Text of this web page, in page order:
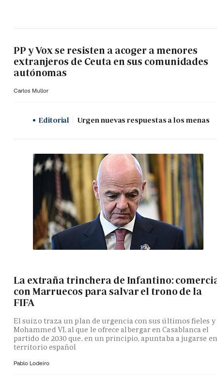
PP y Vox se resisten a acoger a menores
extranjeros de Ceuta en sus comunidades
autónomas
Carlos Mullor
Editorial Urgen nuevas respuestas a los menas
La extraña trinchera de Infantino:
con Marruecos para salvar el trono de la
FIFA
El suizo traza un plan de urgencia con sus últimos fieles y
Mohammed VI, al que le ofrece albergar en Casablanca el
partido de 2030 que, en un principio, apuntaba a jugarse en
territorio español
Pablo Lodeiro